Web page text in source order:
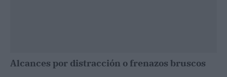
Alcances por distracción o frenazos bruscos